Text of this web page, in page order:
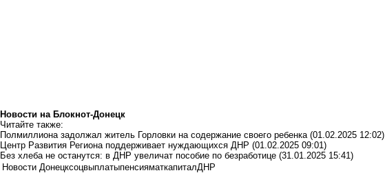
Новости на Блoкнoт-Донецк
Читайте также:
Полмиллиона задолжал житель Горловки на содержание своего ребенка (01.02.2025 12:02)
Центр Развития Региона поддерживает нуждающихся ДНР (01.02.2025 09:01)
Без хлеба не останутся: в ДНР увеличат пособие по безработице (31.01.2025 15:41)
Новости ДонецксоцвыплатыпенсияматкапиталДНР